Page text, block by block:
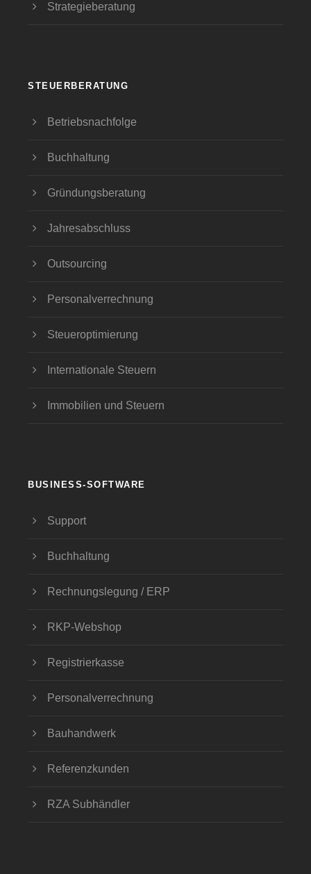
Strategieberatung
STEUERBERATUNG
Betriebsnachfolge
Buchhaltung
Gründungsberatung
Jahresabschluss
Outsourcing
Personalverrechnung
Steueroptimierung
Internationale Steuern
Immobilien und Steuern
BUSINESS-SOFTWARE
Support
Buchhaltung
Rechnungslegung / ERP
RKP-Webshop
Registrierkasse
Personalverrechnung
Bauhandwerk
Referenzkunden
RZA Subhändler